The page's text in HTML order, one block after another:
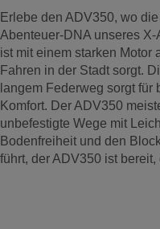
Erlebe den ADV350, wo
Abenteuer-DNA unseres
ist mit einem starken Motor
Fahren in der Stadt sorgt.
langem Federweg sorgt
Komfort. Der ADV350
unbefestigte Wege mit
Bodenfreiheit und den
führt, der ADV350 ist